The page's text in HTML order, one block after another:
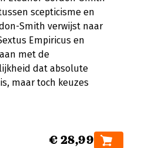
scepticisme en
Smith verwijst naar
Empiricus en
met de
dat absolute
maar toch keuzes
€ 28,99